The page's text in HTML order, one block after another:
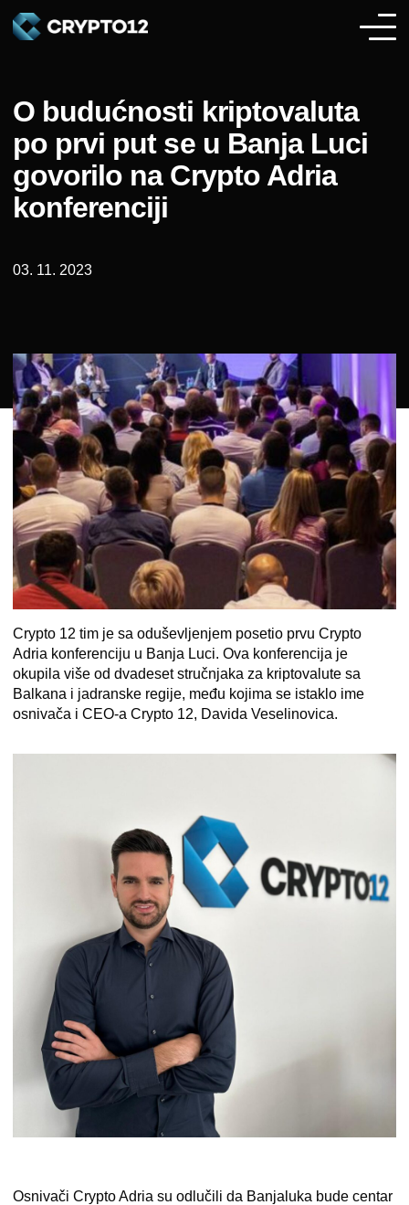
O budućnosti kriptovaluta
po prvi put se u Banja Luci
govorilo na Crypto Adria
konferenciji
03. 11. 2023
Crypto 12 tim je sa oduševljenjem posetio prvu Crypto
Adria konferenciju u Banja Luci. Ova konferencija je
okupila više od dvadeset stručnjaka za kriptovalute sa
Balkana i jadranske regije, među kojima se istaklo ime
osnivača i CEO-a Crypto 12, Davida Veselinovica.
Osnivači Crypto Adria su odlučili da Banjaluka bude centar